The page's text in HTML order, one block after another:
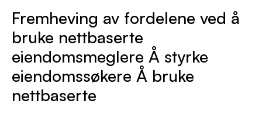
Fremheving av fordelene ved å
bruke nettbaserte
eiendomsmeglere Å styrke
eiendomssøkere Å bruke
nettbaserte